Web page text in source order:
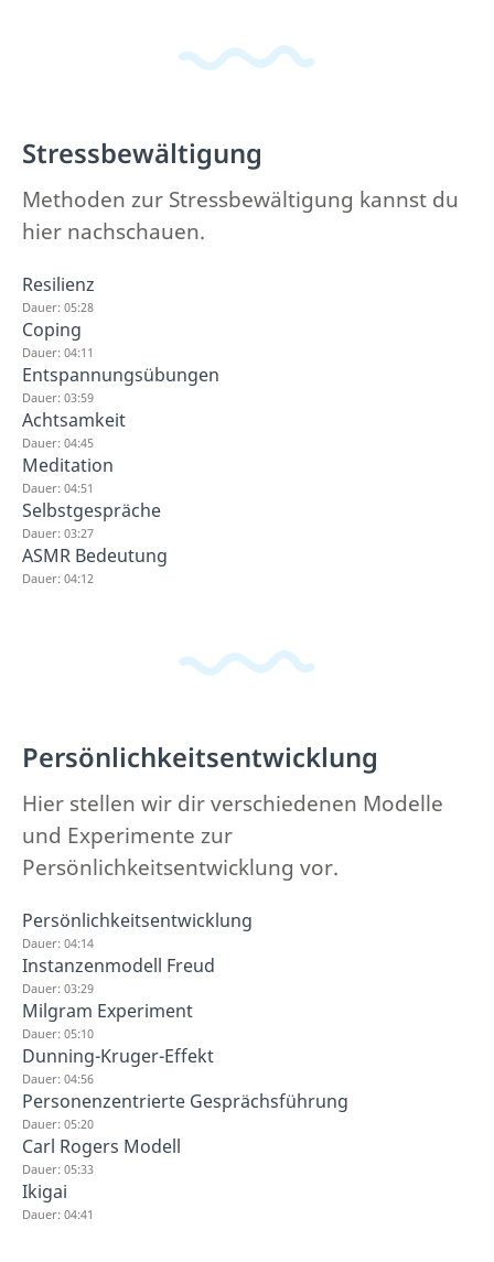
Stressbewältigung
Methoden zur Stressbewältigung kannst du
hier nachschauen.
Resilienz
Dauer: 05:28
Coping
Dauer: 04:11
Entspannungsübungen
Dauer: 03:59
Achtsamkeit
Dauer: 04:45
Meditation
Dauer: 04:51
Selbstgespräche
Dauer: 03:27
ASMR Bedeutung
Dauer: 04:12
Persönlichkeitsentwicklung
Hier stellen wir dir verschiedenen Modelle
und Experimente zur
Persönlichkeitsentwicklung vor.
Persönlichkeitsentwicklung
Dauer: 04:14
Instanzenmodell Freud
Dauer: 03:29
Milgram Experiment
Dauer: 05:10
Dunning-Kruger-Effekt
Dauer: 04:56
Personenzentrierte Gesprächsführung
Dauer: 05:20
Carl Rogers Modell
Dauer: 05:33
Ikigai
Dauer: 04:41